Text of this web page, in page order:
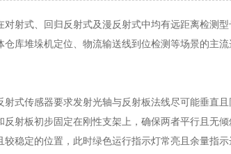
对射式、回归反射式及漫反射式中均有远距离检测
仓库堆垛机定位、物流输送线到位检测等场景的主
传感器要求发射光轴与反射板法线尽可能垂直
反射板初步固定在刚性支架上，确保两者平行且无
较稳定的位置，此时绿色运行指示灯常亮且余量指